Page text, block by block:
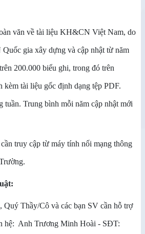
văn về tài liệu KH&CN Việt Nam, do
gia xây dựng và cập nhật từ năm
200.000 biểu ghi, trong đó trên
kèm tài liệu gốc định dạng tệp PDF.
tuần. Trung bình mỗi năm cập nhật mới
truy cập từ máy tính nối mạng thông
Quý Thầy/Cô và các bạn SV cần hỗ trợ
hệ: Anh Trương Minh Hoài - SĐT: